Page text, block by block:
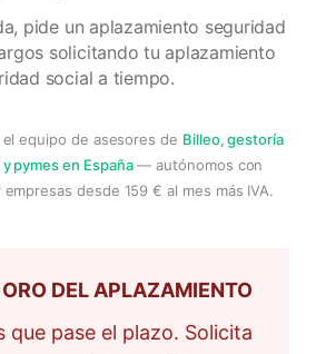
pide un aplazamiento seguridad
solicitando tu aplazamiento
social a tiempo.
equipo de asesores de Billeo, gestoría
pymes en España— autónomos con
desde 159 € al mes más IVA.
DEL APLAZAMIENTO
que pase el plazo. Solicita